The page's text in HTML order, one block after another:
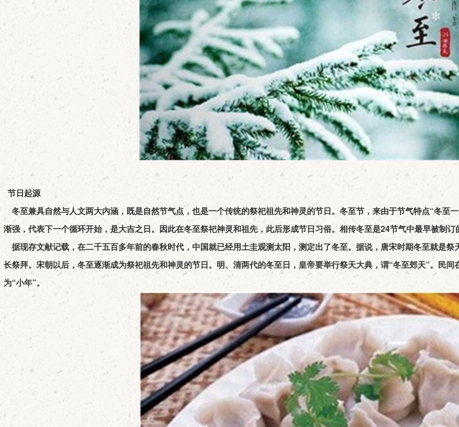
节日起源
冬至兼具自然与人文两大内涵，既是自然节气点，也是一个传统的祭祀祖先和神灵的节日。冬至节，来由于节气特点“冬至
渐强，代表下一个循环开始，是大吉之日。因此在冬至祭祀神灵和祖先，此后形成节日习俗。相传冬至是24节气中最早被制
据现存文献记载，在二千五百多年前的春秋时代，中国就已经用土圭观测太阳，测定出了冬至。据说，唐宋时期冬至就是
长祭拜。宋朝以后，冬至逐渐成为祭祀祖先和神灵的节日。明、清两代的冬至日，皇帝要举行祭天大典，谓“冬至郊天”。民
为“小年”。